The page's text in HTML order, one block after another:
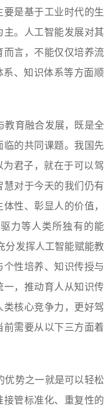
是基于工业时代的生
。人工智能发展对其
言，不能仅仅培养流
系、知识体系等方面顺
教育融合发展，既是全
临的共同课题。我国先
为君子，就在于可以驾
对于今天的我们仍有
性、彰显人的价值，
力等人类所独有的能
分发挥人工智能赋能教
性培养、知识传授与
一，推动育人从知识传
核心竞争力，更好驾
需要从以下三方面着
优势之一就是可以轻松
管标准化、重复性的